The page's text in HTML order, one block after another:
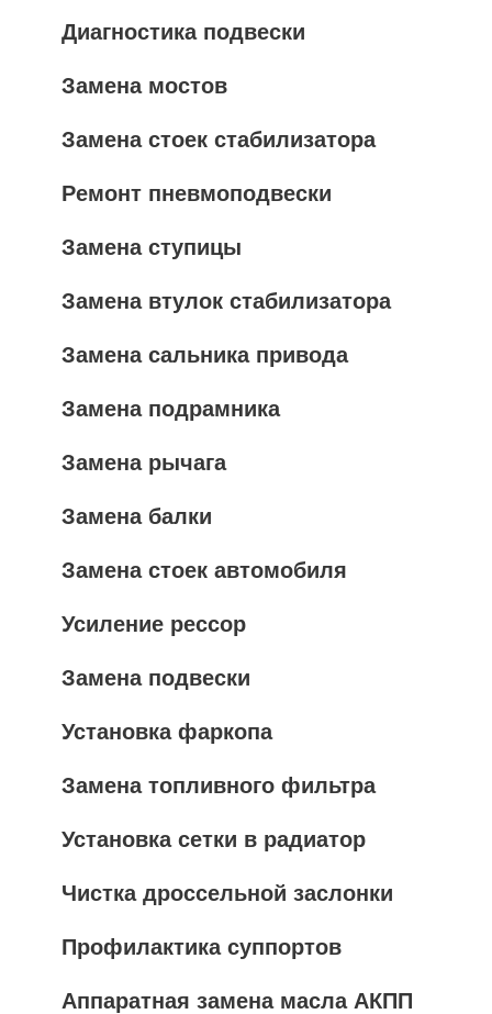
Диагностика подвески
Замена мостов
Замена стоек стабилизатора
Ремонт пневмоподвески
Замена ступицы
Замена втулок стабилизатора
Замена сальника привода
Замена подрамника
Замена рычага
Замена балки
Замена стоек автомобиля
Усиление рессор
Замена подвески
Установка фаркопа
Замена топливного фильтра
Установка сетки в радиатор
Чистка дроссельной заслонки
Профилактика суппортов
Аппаратная замена масла АКПП